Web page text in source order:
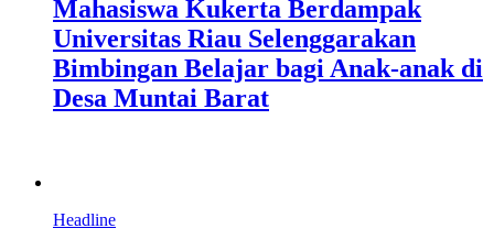
Mahasiswa Kukerta Berdampak
Universitas Riau Selenggarakan
Bimbingan Belajar bagi Anak-anak di
Desa Muntai Barat
Headline